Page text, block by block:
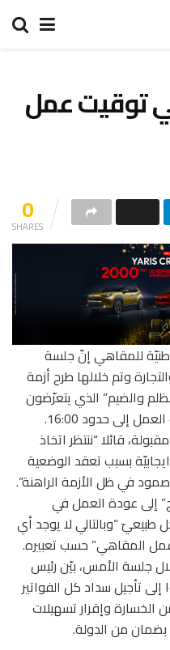
توقيت عمل
0
SHARES
للمقاهي إنّ جلسة
وتم خلالها طرح أزمة
والضيم” الذي يتعرّضون
إلى حدود 16:00.
قائلا “ننتظر اتخاذ
بسبب تعقد الوضعية
في ظل الأزمة الراهنة”.
إلى عودة العمل في
“وبالتالي لا يوجد أي
المقاهي” حسب تعبيره.
جلسة الأمس، بيّن رئيس
تأجيل سداد كل الفواتير
الخسارة وإقرار تسهيلات
من الدولة.